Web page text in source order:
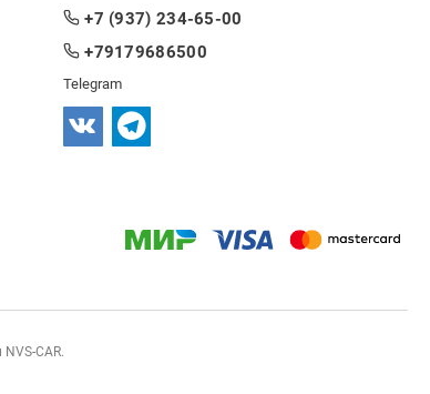
+7 (937) 234-65-00
+79179686500
Telegram
CAR.